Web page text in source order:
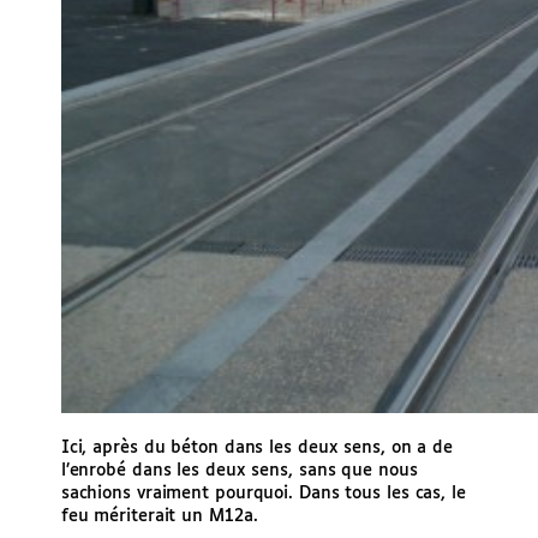
Ici, après du béton dans les deux sens, on a de
l’enrobé dans les deux sens, sans que nous
sachions vraiment pourquoi. Dans tous les cas, le
feu mériterait un M12a.